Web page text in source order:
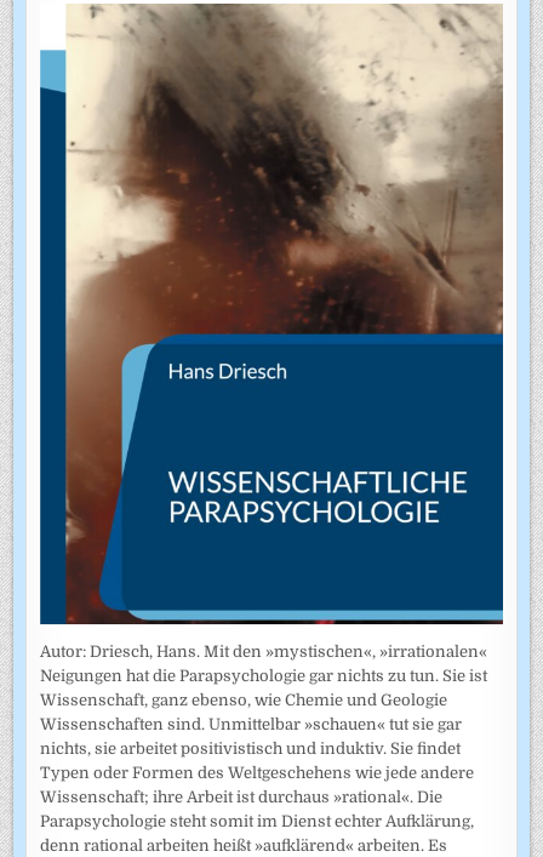
Autor: Driesch, Hans. Mit den »mystischen«, »irrationalen«
Neigungen hat die Parapsychologie gar nichts zu tun. Sie ist
Wissenschaft, ganz ebenso, wie Chemie und Geologie
Wissenschaften sind. Unmittelbar »schauen« tut sie gar
nichts, sie arbeitet positivistisch und induktiv. Sie findet
Typen oder Formen des Weltgeschehens wie jede andere
Wissenschaft; ihre Arbeit ist durchaus »rational«. Die
Parapsychologie steht somit im Dienst echter Aufklärung,
denn rational arbeiten heißt »aufklärend« arbeiten. Es